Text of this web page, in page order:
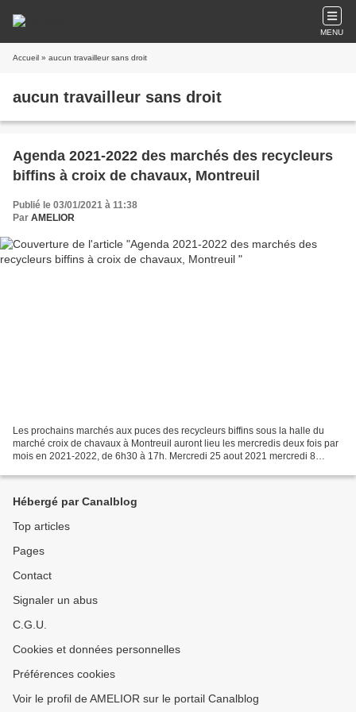
MENU
Accueil » aucun travailleur sans droit
aucun travailleur sans droit
Agenda 2021-2022 des marchés des recycleurs
biffins à croix de chavaux, Montreuil
Publié le 03/01/2021 à 11:38
Par AMELIOR
Les prochains marchés aux puces des recycleurs biffins sous la halle du
marché croix de chavaux à Montreuil auront lieu les mercredis deux fois par
mois en 2021-2022, de 6h30 à 17h. Mercredi 25 aout 2021 mercredi 8
Hébergé par Canalblog
Top articles
Pages
Contact
Signaler un abus
C.G.U.
Cookies et données personnelles
Préférences cookies
Voir le profil de AMELIOR sur le portail Canalblog